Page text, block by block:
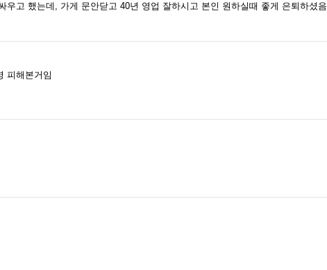
고 했는데, 가게 문안닫고 40년 영업 잘하시고 본인 원하실때 좋게 은퇴하셨음
피해본거임